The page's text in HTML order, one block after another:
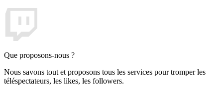
Que proposons-nous ?
Nous savons tout et proposons tous les services pour tromper les
téléspectateurs, les likes, les followers.